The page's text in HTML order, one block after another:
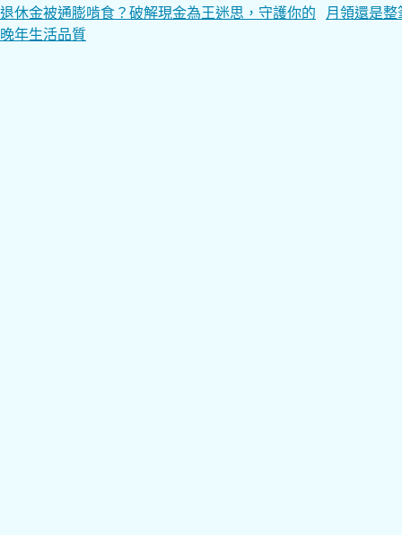
文
章
退休金被通膨啃食？破解現金為王迷思，守護你的
晚年生活品質
月領還是